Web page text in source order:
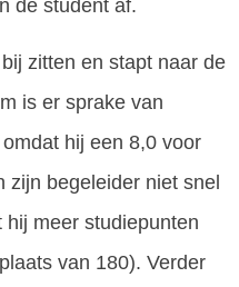
de student af.
zitten en stapt naar de
is er sprake van
hij een 8,0 voor
zijn begeleider niet snel
meer studiepunten
van 180). Verder